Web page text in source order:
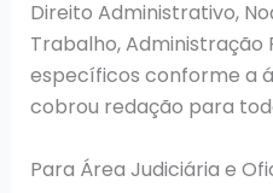
Direito Administrativo,
Trabalho, Administração
específicos conforme a
cobrou redação para
Para Área Judiciária e